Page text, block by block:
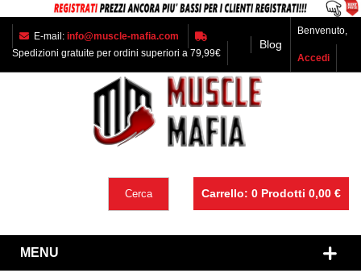
E-mail: info@muscle-mafia.com
Spedizioni gratuite per ordini superiori a 79,99€
Blog
Benvenuto,
Accedi
Carrello: 0 Prodotti 0,00 €
Cerca
MENU